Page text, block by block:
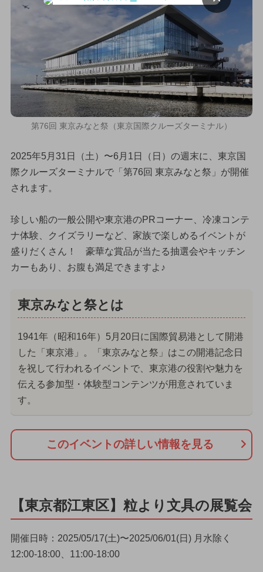
第76回 東京みなと祭（東京国際クルーズターミナル）
2025年5月31日（土）〜6月1日（日）の週末に、東京国
際クルーズターミナルで「第76回 東京みなと祭」が開催
されます。
珍しい船の一般公開や東京港のPRコーナー、冷凍コンテ
ナ体験、クイズラリーなど、家族で楽しめるイベントが
盛りだくさん！ 豪華な賞品が当たる抽選会やキッチン
カーもあり、お腹も満足できますよ♪
東京みなと祭とは
1941年（昭和16年）5月20日に国際貿易港として開港
した「東京港」。「東京みなと祭」はこの開港記念日
を祝して行われるイベントで、東京港の役割や魅力を
伝える参加型・体験型コンテンツが用意されていま
す。
このイベントの詳しい情報を見る
【東京都江東区】粒より文具の展覧会
開催日時：2025/05/17(土)〜2025/06/01(日) 月水除く
12:00-18:00、11:00-18:00